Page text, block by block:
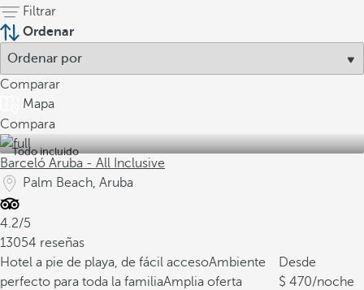
Filtrar
Ordenar
Comparar
Mapa
Compara
Todo incluido
Barceló Aruba - All Inclusive
Palm Beach, Aruba
4.2/5
13054 reseñas
Hotel a pie de playa, de fácil accesoAmbiente
perfecto para toda la familiaAmplia oferta
Desde
470/noche